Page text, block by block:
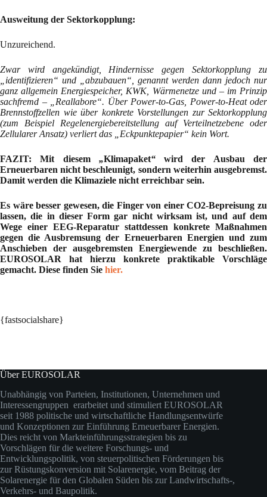
Ausweitung der Sektorkopplung:
Unzureichend.
Zwar wird angekündigt, Hindernisse gegen Sektorkopplung zu
„identifizieren“ und „abzubauen“, genannt werden dann jedoch nur
ganz allgemein Energiespeicher, KWK, Wärmenetze und – im Prinzip
sachfremd – „Reallabore“. Über Power-to-Gas, Power-to-Heat oder
Brennstoffzellen wie über konkrete Vorstellungen zur Sektorkopplung
(zum Beispiel Regelenergiebereitstellung auf Verteilnetzebene oder
Zellularer Ansatz) verliert das „Eckpunktepapier“ kein Wort.
FAZIT: Mit diesem „Klimapaket“wird der Ausbau der
Erneuerbaren nicht beschleunigt, sondern weiterhin ausgebremst.
Damit werden die Klimaziele nicht erreichbar sein.
Es wäre besser gewesen, die Finger von einer CO2-Bepreisung zu
lassen, die in dieser Form gar nicht wirksam ist, und auf dem
Wege einer EEG-Reparatur stattdessen konkrete Maßnahmen
gegen die Ausbremsung der Erneuerbaren Energien und zum
Anschieben der ausgebremsten Energiewende zu beschließen.
EUROSOLAR hat hierzu konkrete praktikable Vorschläge
gemacht. Diese finden Sie hier.
{fastsocialshare}
Über EUROSOLAR
Unabhängig von Parteien, Institutionen, Unternehmen und
Interessengruppen erarbeitet und stimuliert EUROSOLAR
seit 1988 politische und wirtschaftliche Handlungsentwürfe
und Konzeptionen zur Einführung Erneuerbarer Energien.
Dies reicht von Markteinführungsstrategien bis zu
Vorschlägen für die weitere Forschungs- und
Entwicklungspolitik, von steuerpolitischen Förderungen bis
zur Rüstungskonversion mit Solarenergie, vom Beitrag der
Solarenergie für den Globalen Süden bis zur Landwirtschafts-,
Verkehrs- und Baupolitik.